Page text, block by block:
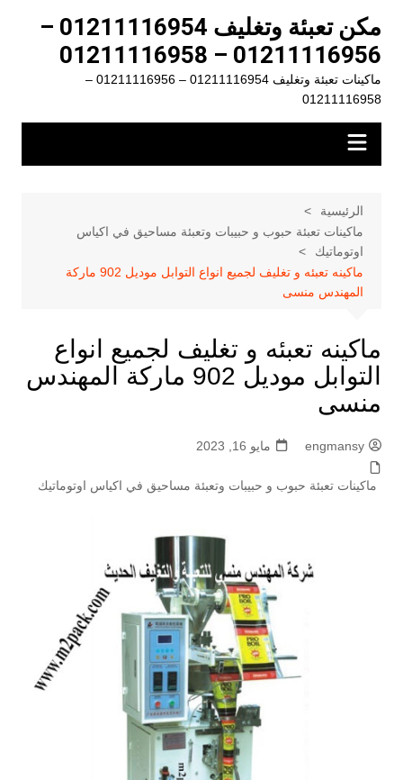
المحتوى
مكن تعبئة وتغليف 01211116954 –
01211116956 – 01211116958
ماكينات تعبئة وتغليف 01211116954 – 01211116956 –
01211116958
الرئيسية
ماكينات تعبئة حبوب و حبيبات وتعبئة مساحيق في اكياس
اوتوماتيك
ماكينه تعبئه و تغليف لجميع انواع التوابل موديل 902 ماركة
المهندس منسى
ماكينه تعبئه و تغليف لجميع انواع
التوابل موديل 902 ماركة المهندس
منسى
engmansy مايو 16, 2023
ماكينات تعبئة حبوب و حبيبات وتعبئة مساحيق في اكياس اوتوماتيك